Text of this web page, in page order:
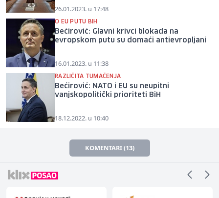
26.01.2023. u 17:48
O EU PUTU BIH
Bećirović: Glavni krivci blokada na
evropskom putu su domaći antievropljani
16.01.2023. u 11:38
RAZLIČITA TUMAČENJA
Bećirović: NATO i EU su neupitni
vanjskopolitički prioriteti BiH
18.12.2022. u 10:40
KOMENTARI (13)